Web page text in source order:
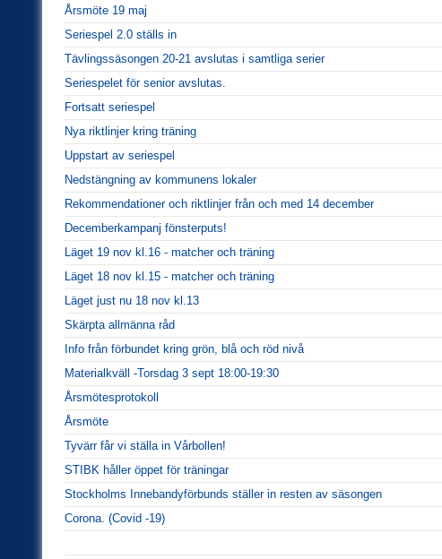
Årsmöte 19 maj
Seriespel 2.0 ställs in
Tävlingssäsongen 20-21 avslutas i samtliga serier
Seriespelet för senior avslutas.
Fortsatt seriespel
Nya riktlinjer kring träning
Uppstart av seriespel
Nedstängning av kommunens lokaler
Rekommendationer och riktlinjer från och med 14 december
Decemberkampanj fönsterputs!
Läget 19 nov kl.16 - matcher och träning
Läget 18 nov kl.15 - matcher och träning
Läget just nu 18 nov kl.13
Skärpta allmänna råd
Info från förbundet kring grön, blå och röd nivå
Materialkväll -Torsdag 3 sept 18:00-19:30
Årsmötesprotokoll
Årsmöte
Tyvärr får vi ställa in Vårbollen!
STIBK håller öppet för träningar
Stockholms Innebandyförbunds ställer in resten av säsongen
Corona. (Covid -19)